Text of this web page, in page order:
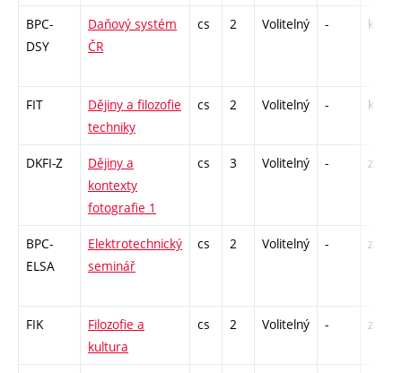
BPC-
DSY
Daňový systém
ČR
cs 2 Volitelný - kl
FIT
Dějiny a filozofie
techniky
cs 2 Volitelný - kl
DKFI-Z
Dějiny a
kontexty
fotografie 1
cs 3 Volitelný - zk
BPC-
ELSA
Elektrotechnický
seminář
cs 2 Volitelný - zá
FIK
Filozofie a
kultura
cs 2 Volitelný - zá